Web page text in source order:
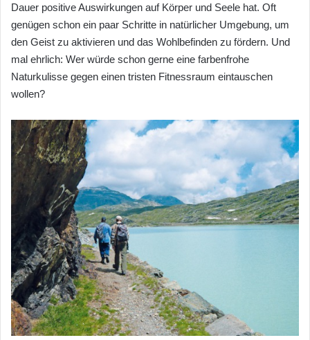
Dauer positive Auswirkungen auf Körper und Seele hat. Oft
genügen schon ein paar Schritte in natürlicher Umgebung, um
den Geist zu aktivieren und das Wohlbefinden zu fördern. Und
mal ehrlich: Wer würde schon gerne eine farbenfrohe
Naturkulisse gegen einen tristen Fitnessraum eintauschen
wollen?